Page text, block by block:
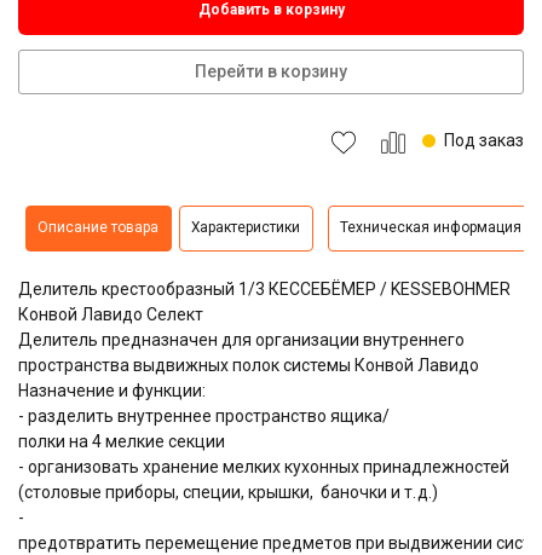
Добавить в корзину
Перейти в корзину
Под заказ
Описание товара Характеристики Техническая информация
Делитель крестообразный 1/3 КЕССЕБЁМЕР / KESSEBOHMER
Конвой Лавидо Селект
Делитель предназначен для организации внутреннего
пространства выдвижных полок системы Конвой Лавидо
Назначение и функции:
- разделить внутреннее пространство ящика/
полки на 4 мелкие секции
- организовать хранение мелких кухонных принадлежностей
(столовые приборы, специи, крышки, баночки и т. д.)
-
предотвратить перемещение предметов при выдвижении